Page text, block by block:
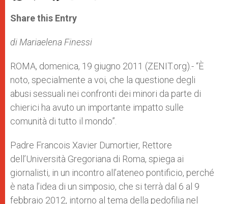
t
s
p
p
s
e
g
e
e
b
o
k
r
Share this Entry
di Mariaelena Finessi
ROMA, domenica, 19 giugno 2011 (ZENIT.org).- “È
noto, specialmente a voi, che la questione degli
abusi sessuali nei confronti dei minori da parte di
chierici ha avuto un importante impatto sulle
comunità di tutto il mondo”.
Padre Francois Xavier Dumortier, Rettore
dell’Università Gregoriana di Roma, spiega ai
giornalisti, in un incontro all’ateneo pontificio, perché
è nata l’idea di un simposio, che si terrà dal 6 al 9
febbraio 2012, intorno al tema della pedofilia nel